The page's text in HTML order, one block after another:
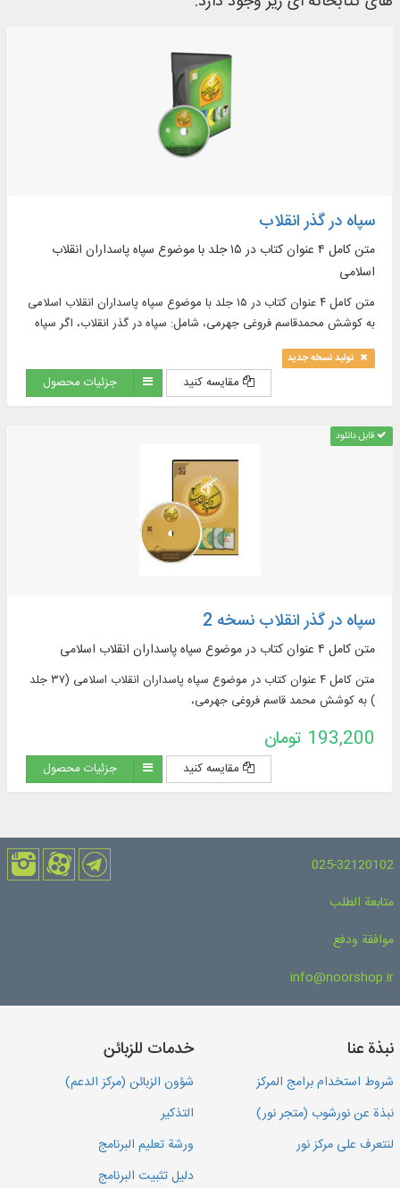
سپاه در گذر انقلاب
متن كامل ۴ عنوان کتاب در ۱۵ جلد با موضوع سپاه پاسداران انقلاب
اسلامی
متن كامل ۴ عنوان کتاب در ۱۵ جلد با موضوع سپاه پاسداران انقلاب اسلامی
به کوشش محمدقاسم فروغی جهرمی، شامل: سپاه در گذر انقلاب، اگر سپاه
نبود و ...
تولید نسخه جدید
مقایسه کنید جزئیات محصول
قابل دانلود
سپاه در گذر انقلاب نسخه 2
متن کامل ۴ عنوان کتاب در موضوع سپاه پاسداران انقلاب اسلامی
متن کامل ۴ عنوان کتاب در موضوع سپاه پاسداران انقلاب اسلامی (۳۷ جلد
) به کوشش محمد قاسم فروغی جهرمی،
193,200 تومان
مقایسه کنید جزئیات محصول
025-32120102
متابعة الطلب
موافقة ودفع
info@noorshop.ir
نبذة عنا
شروط استخدام برامج المركز
نبذة عن نورشوب (متجر نور)
لنتعرف على مركز نور
خدمات للزبائن
شؤون الزبائن (مركز الدعم)
التذكير
ورشة تعليم البرنامج
دليل تثبيت البرنامج